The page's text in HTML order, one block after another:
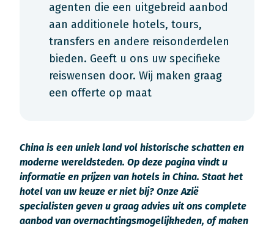
agenten die een uitgebreid aanbod
aan additionele hotels, tours,
transfers en andere reisonderdelen
bieden. Geeft u ons uw specifieke
reiswensen door. Wij maken graag
een offerte op maat
China is een uniek land vol historische schatten en
moderne wereldsteden. Op deze pagina vindt u
informatie en prijzen van hotels in China. Staat het
hotel van uw keuze er niet bij? Onze Azië
specialisten geven u graag advies uit ons complete
aanbod van overnachtingsmogelijkheden, of maken